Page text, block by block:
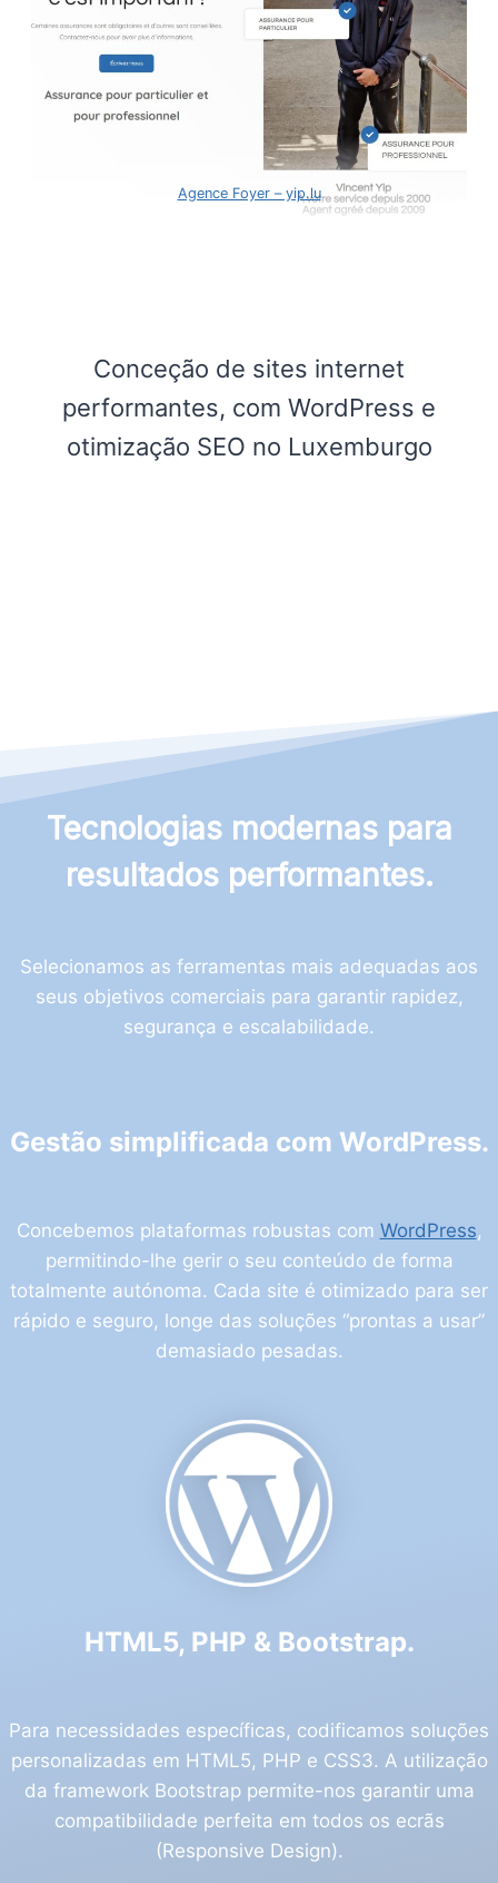
Agence Foyer – yip.lu
Conceção de sites internet
performantes, com WordPress e
otimização SEO no Luxemburgo
Tecnologias modernas para
resultados performantes.
Selecionamos as ferramentas mais adequadas aos
seus objetivos comerciais para garantir rapidez,
segurança e escalabilidade.
Gestão simplificada com WordPress.
Concebemos plataformas robustas com WordPress,
permitindo-lhe gerir o seu conteúdo de forma
totalmente autónoma. Cada site é otimizado para ser
rápido e seguro, longe das soluções “prontas a usar”
demasiado pesadas.
HTML5, PHP & Bootstrap.
Para necessidades específicas, codificamos soluções
personalizadas em HTML5, PHP e CSS3. A utilização
da framework Bootstrap permite-nos garantir uma
compatibilidade perfeita em todos os ecrãs
(Responsive Design).